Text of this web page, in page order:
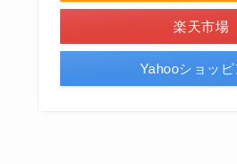
楽天市場
Yahooショッ